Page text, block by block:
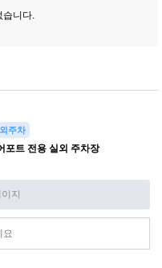
습니다.
주차
포트 전용 실외 주차장
지